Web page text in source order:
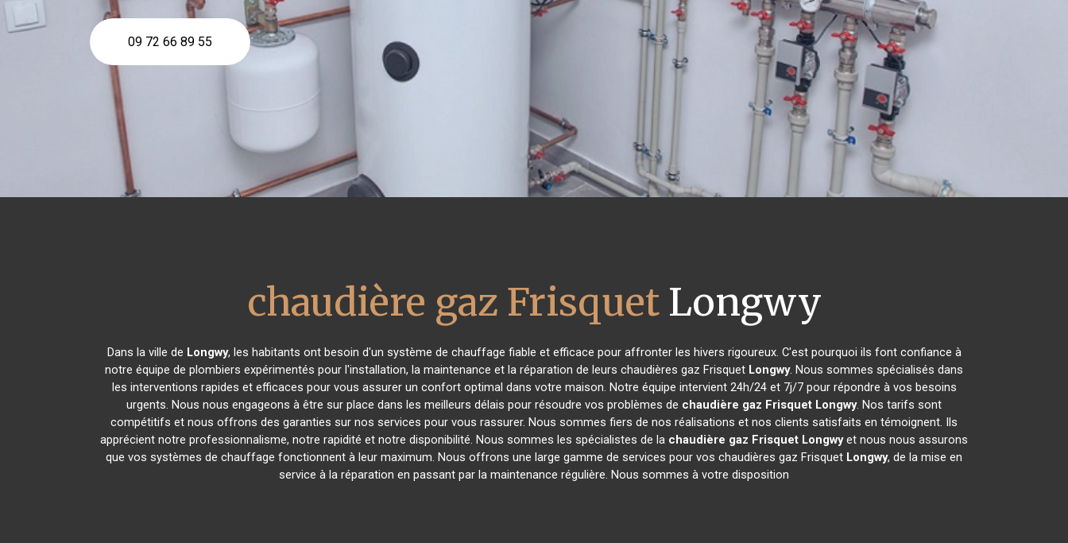
09 72 66 89 55
chaudière gaz FrisquetLongwy
Dans la ville de Longwy, les habitants ont besoin d'un système de chauffage fiable et efficace pour affronter les hivers rigoureux. C'est pourquoi ils font confiance à
notre équipe de plombiers expérimentés pour l'installation, la maintenance et la réparation de leurs chaudières gaz Frisquet Longwy. Nous sommes spécialisés dans
les interventions rapides et efficaces pour vous assurer un confort optimal dans votre maison. Notre équipe intervient 24h/24 et 7j/7 pour répondre à vos besoins
urgents. Nous nous engageons à être sur place dans les meilleurs délais pour résoudre vos problèmes de chaudière gaz Frisquet Longwy. Nos tarifs sont
compétitifs et nous offrons des garanties sur nos services pour vous rassurer. Nous sommes fiers de nos réalisations et nos clients satisfaits en témoignent. Ils
apprécient notre professionnalisme, notre rapidité et notre disponibilité. Nous sommes les spécialistes de la chaudière gaz Frisquet Longwyet nous nous assurons
que vos systèmes de chauffage fonctionnent à leur maximum. Nous offrons une large gamme de services pour vos chaudières gaz Frisquet Longwy, de la mise en
service à la réparation en passant par la maintenance régulière. Nous sommes à votre disposition